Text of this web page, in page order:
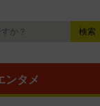
ンタメ